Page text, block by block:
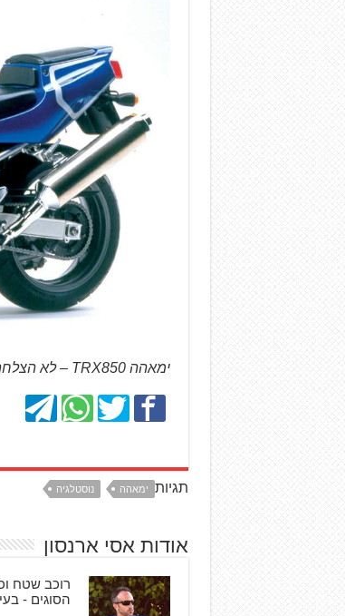
ימאהה TRX850 – לא הצלחה מסחרית
תגיות ימאהה נוסטלגיה
אודות אסי ארנסון
רוכב שטח
הסוגים -